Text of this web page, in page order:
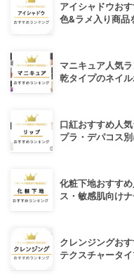
アイシャドウお
色&ラメ入り商品
マニキュア人気
乾タイプのネイ
口紅おすすめ人
プラ・デパコス別
化粧下地おすす
ス・敏感肌向け
クレンジングお
テクスチャータイ